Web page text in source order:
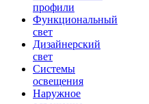
профили
Функциональный
свет
Дизайнерский
свет
Системы
освещения
Наружное